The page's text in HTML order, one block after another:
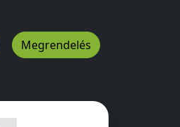
Megrendelés